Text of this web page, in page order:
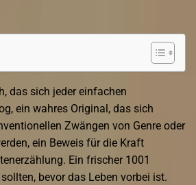
das sich jeder einfachen
ein wahres Original, das sich
Zwängen von Genre oder
ein Beweis für die Kraft
Ein frischer 1001
bevor das Leben vorbei ist.